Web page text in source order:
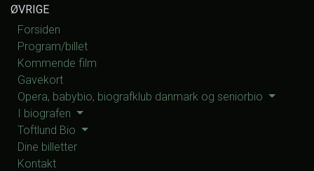
ØVRIGE
Forsiden
Program/billet
Kommende film
Gavekort
Opera, babybio, biografklub danmark og seniorbio
I biografen
Toftlund Bio
Dine billetter
Kontakt